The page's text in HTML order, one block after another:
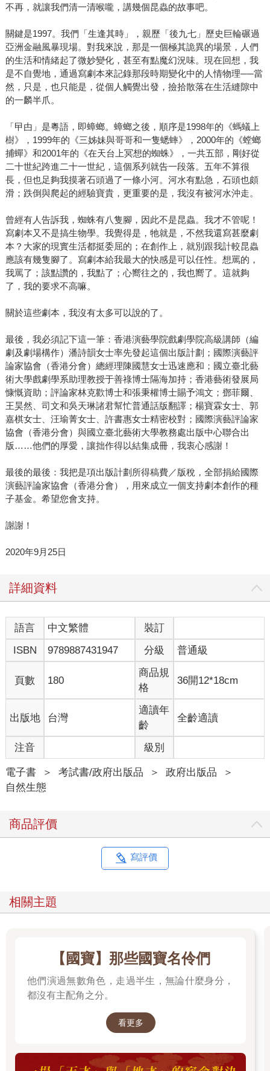
不再，就讓我們清一清喉嚨，講幾個昆蟲的故事吧。
關鍵是1997。我們「生逢其時」，親歷「後九七」歷史巨輪碾過
亞洲金融風暴現場。對我來說，那是一個極其詭異的場景，人們
的生活和情緒起了微妙變化，甚至有點魔幻況味。現在回想，我
是不自覺地，通過寫劇本來記錄那段時期變化中的人情物理──當
然，只是，也只能是，從個人觸覺出發，撿拾散落在生活縫隙中
的一麟半爪。
「曱甴」是粵語，即蟑螂。蟑螂之後，順序是1998年的《螞蟻上
樹》，1999年的《三姊妹與哥哥和一隻蟋蟀》，2000年的《螳螂
捕蟬》和2001年的《在天台上冥想的蜘蛛》，一共五部，剛好從
二十世紀跨進二十一世紀，這個系列就告一段落。五年不算很
長，但也足夠我摸著石頭過了一條小河。河水有點急，石頭也頗
滑；跌倒與爬起的經驗寶貴，更重要的是，我沒有被河水沖走。
曾經有人告訴我，蜘蛛有八隻腳，因此不是昆蟲。我才不管呢！
寫劇本又不是搞生物學。我覺得是，牠就是，不然我還寫甚麼劇
本？大家的現實生活都挺委屈的；在創作上，就別跟我計較昆蟲
應該有幾隻腳了。寫劇本給我最大的快感是可以任性。想罵的，
我罵了；該點讚的，我點了；心嚮往之的，我也嚮了。這就夠
了，我的要求不高嘛。
關於這些劇本，我沒有太多可以說的了。
最後，我必須記下這一筆：香港演藝學院戲劇學院高級講師（編
劇及劇場構作）潘詩韻女士率先發起這個出版計劃；國際演藝評
論家協會（香港分會）總經理陳國慧女士迅速應和；國立臺北藝
術大學戲劇學系助理教授于善祿博士隔海加持；香港藝術發展局
慷慨資助；評論家林克歡博士和張秉權博士賜予鴻文；鄧菲爾、
王昊然、司文和吳天琳諸君幫忙普通話版翻譯；楊寶霖女士、郭
嘉棋女士、汪瑜菁女士、許書惠女士精密校對；國際演藝評論家
協會（香港分會）與國立臺北藝術大學教務處出版中心聯合出
版……他們的厚愛，讓拙作得以結集成冊，我衷心感謝！
最後的最後：我把是項出版計劃所得稿費／版稅，全部捐給國際
演藝評論家協會（香港分會），用來成立一個支持劇本創作的種
子基金。希望您會支持。
謝謝！
2020年9月25日
詳細資料
語言 中文繁體
裝訂
ISBN
9789887431947 分級 普通級
頁數 180
商品規
格
36開12*18cm
出版地 台灣
適讀年
齡
全齡適讀
注音 級別
電子書 ＞ 考試書/政府出版品 ＞ 政府出版品
＞
自然生態
商品評價
寫評價
相關主題
【國寶】那些國寶名伶們
他們演過無數角色，走過半生，無論什麼身分，
都沒有主配角之分。
看更多